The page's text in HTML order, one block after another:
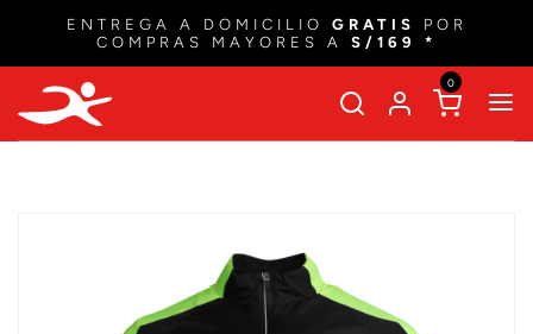
ENTREGA A DOMICILIO GRATIS
POR
COMPRAS MAYORES A S/169 *
0